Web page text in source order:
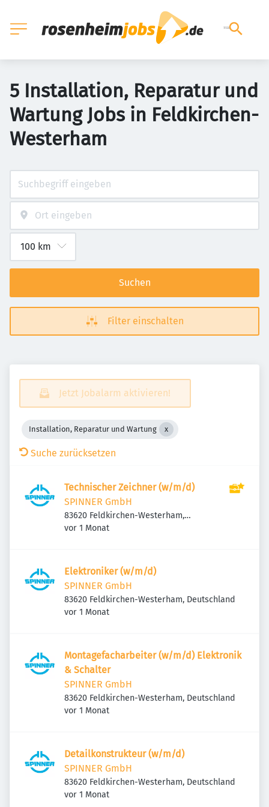
5 Installation, Reparatur und
Wartung Jobs in Feldkirchen-
Westerham
Suchen
Filter einschalten
Jetzt Jobalarm aktivieren!
Installation, Reparatur und Wartung
Suche zurücksetzen
Technischer Zeichner (w/m/d)
SPINNER GmbH
83620 Feldkirchen-Westerham,
Deutschland
Veröffentlicht
vor 1 Monat
Elektroniker (w/m/d)
SPINNER GmbH
83620 Feldkirchen-Westerham, Deutschland
Veröffentlicht
vor 1 Monat
Montagefacharbeiter (w/m/d) Elektronik
& Schalter
SPINNER GmbH
83620 Feldkirchen-Westerham, Deutschland
Veröffentlicht
vor 1 Monat
Detailkonstrukteur (w/m/d)
SPINNER GmbH
83620 Feldkirchen-Westerham, Deutschland
Veröffentlicht
vor 1 Monat